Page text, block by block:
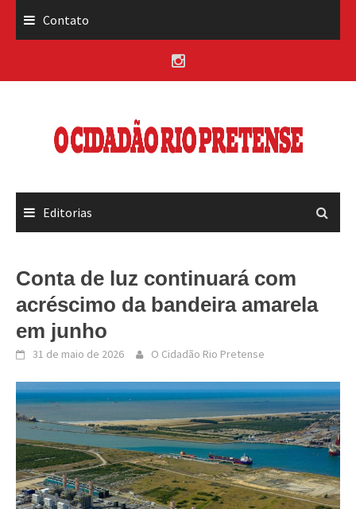
Contato
Editorias
Conta de luz continuará com
acréscimo da bandeira amarela
em junho
31 de maio de 2026 O Cidadão Rio Pretense